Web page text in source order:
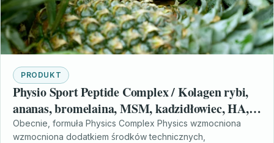
PRODUKT
Physio Sport Peptide Complex / Kolagen rybi,
ananas, bromelaina, MSM, kadzidłowiec, HA,
glukozamina
Obecnie, formuła Physics Complex Physics wzmocniona
wzmocniona dodatkiem środków technicznych,